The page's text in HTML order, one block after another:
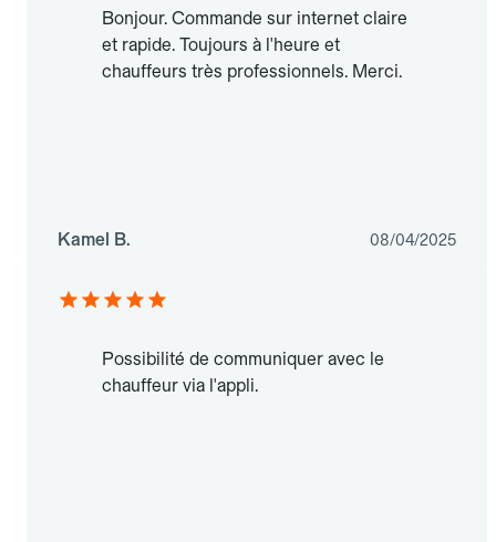
Bonjour. Commande sur internet claire
et rapide. Toujours à l'heure et
chauffeurs très professionnels. Merci.
Kamel B. 08/04/2025
Possibilité de communiquer avec le
chauffeur via l'appli.